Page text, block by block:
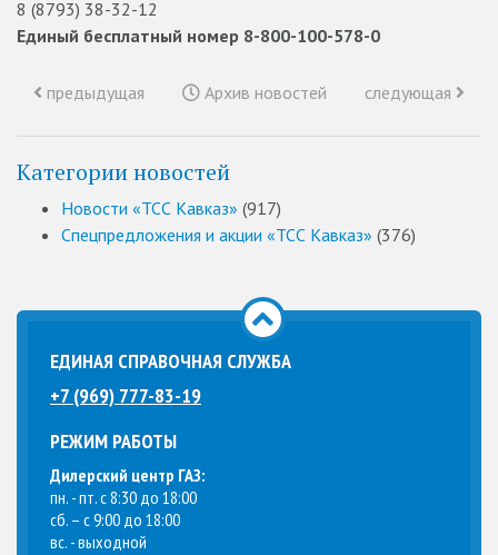
8 (8793) 38-32-12
Единый бесплатный номер 8-800-100-578-0
предыдущая Архив новостей следующая
Категории новостей
Новости «ТСС Кавказ» (917)
Спецпредложения и акции «ТСС Кавказ» (376)
ЕДИНАЯ СПРАВОЧНАЯ СЛУЖБА
+7 (969) 777-83-19
РЕЖИМ РАБОТЫ
Дилерский центр ГАЗ:
пн. - пт. с 8:30 до 18:00
сб. – с 9:00 до 18:00
вс. - выходной